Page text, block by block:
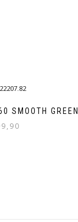
SMOOTH GREEN